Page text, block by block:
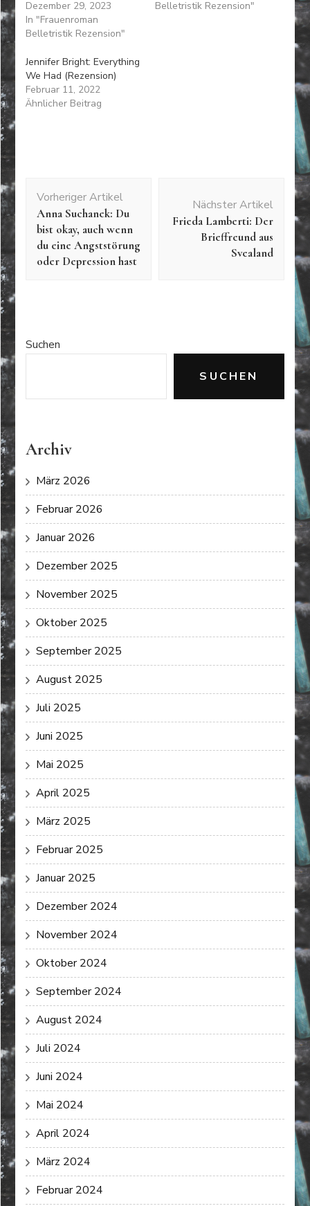
Dezember 29, 2023
In "Frauenroman
Belletristik Rezension"
Belletristik Rezension"
Jennifer Bright: Everything
We Had (Rezension)
Februar 11, 2022
Ähnlicher Beitrag
Vorheriger Artikel
Anna Suchanek: Du
bist okay, auch wenn
du eine Angststörung
oder Depression hast
Nächster Artikel
Frieda Lamberti: Der
Brieffreund aus
Svealand
Suchen
SUCHEN
Archiv
März 2026
Februar 2026
Januar 2026
Dezember 2025
November 2025
Oktober 2025
September 2025
August 2025
Juli 2025
Juni 2025
Mai 2025
April 2025
März 2025
Februar 2025
Januar 2025
Dezember 2024
November 2024
Oktober 2024
September 2024
August 2024
Juli 2024
Juni 2024
Mai 2024
April 2024
März 2024
Februar 2024